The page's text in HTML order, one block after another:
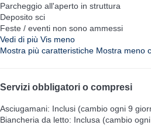
Parcheggio all'aperto in struttura
Deposito sci
Feste / eventi non sono ammessi
Vedi di più Vis meno
Mostra più caratteristiche Mostra meno
Servizi obbligatori o compresi
Asciugamani: Inclusi (cambio ogni 9
Biancheria da letto: Inclusa (cambio